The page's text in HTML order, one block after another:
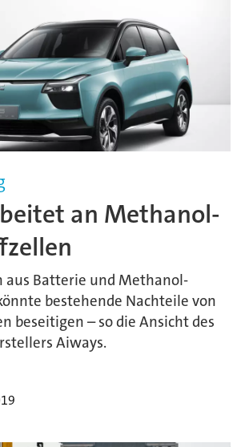
an Methanol-
aus Batterie und Methanol-
bestehende Nachteile von
beseitigen – so die Ansicht des
Aiways.